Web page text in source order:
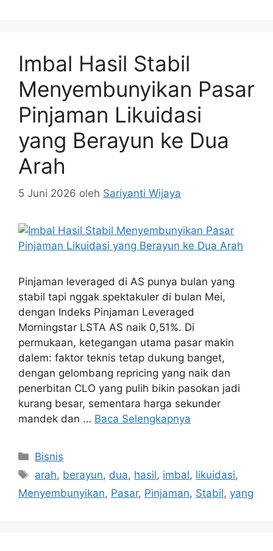
Imbal Hasil Stabil
Menyembunyikan Pasar
Pinjaman Likuidasi
yang Berayun ke Dua
Arah
5 Juni 2026 oleh Sariyanti Wijaya
Pinjaman leveraged di AS punya bulan yang
stabil tapi nggak spektakuler di bulan Mei,
dengan Indeks Pinjaman Leveraged
Morningstar LSTA AS naik 0,51%. Di
permukaan, ketegangan utama pasar makin
dalem: faktor teknis tetap dukung banget,
dengan gelombang repricing yang naik dan
penerbitan CLO yang pulih bikin pasokan jadi
kurang besar, sementara harga sekunder
mandek dan … Baca Selengkapnya
Kategori
Bisnis
Tag
arah, berayun, dua, hasil, imbal, likuidasi,
Menyembunyikan, Pasar, Pinjaman, Stabil, yang